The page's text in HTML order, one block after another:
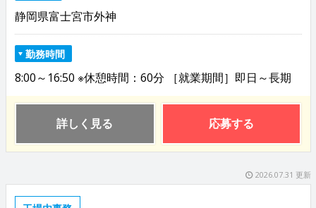
静岡県富士宮市外神
勤務時間
8:00～16:50 ※休憩時間：60分 ［就業期間］即日～長期
詳しく見る 応募する
2026.07.31 更新